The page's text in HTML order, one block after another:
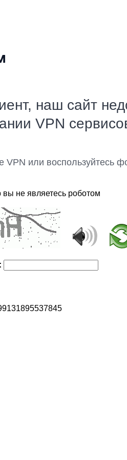
наш сайт
VPN
VPN или воспользуйтесь
не являетесь роботом